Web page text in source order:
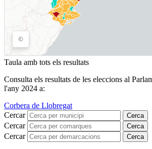
Taula amb tots els resultats
Consulta els resultats de les eleccions al
l'any 2024 a:
Corbera de Llobregat
Cercar
Cerca
Cercar Cerca
Cercar Cerca